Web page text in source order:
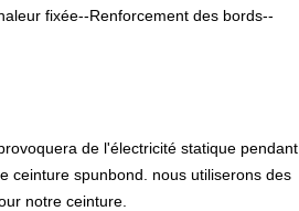
fixée--Renforcement des bords--
de l'électricité statique pendant
ceinture spunbond. nous utiliserons des
notre ceinture.